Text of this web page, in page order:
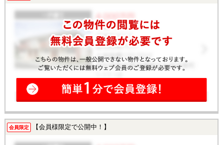
会員限定 【会員様限定で公開中！】